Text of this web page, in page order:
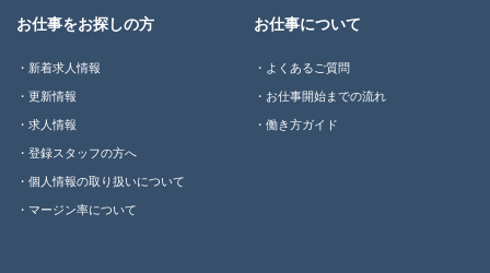
お仕事をお探しの方
新着求人情報
更新情報
求人情報
登録スタッフの方へ
個人情報の取り扱いについて
マージン率について
お仕事について
よくあるご質問
お仕事開始までの流れ
働き方ガイド